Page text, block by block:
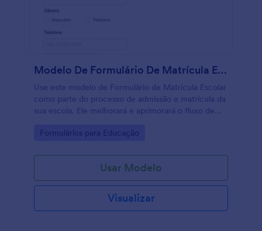
Modelo De Formulário De Matrícula Escolar
Use este modelo de Formulário de Matrícula Escolar
como parte do processo de admissão e matrícula da
sua escola. Ele melhorará e aprimorará o fluxo de
Go to Category:
Formulários para Educação
Usar Modelo
Visualizar